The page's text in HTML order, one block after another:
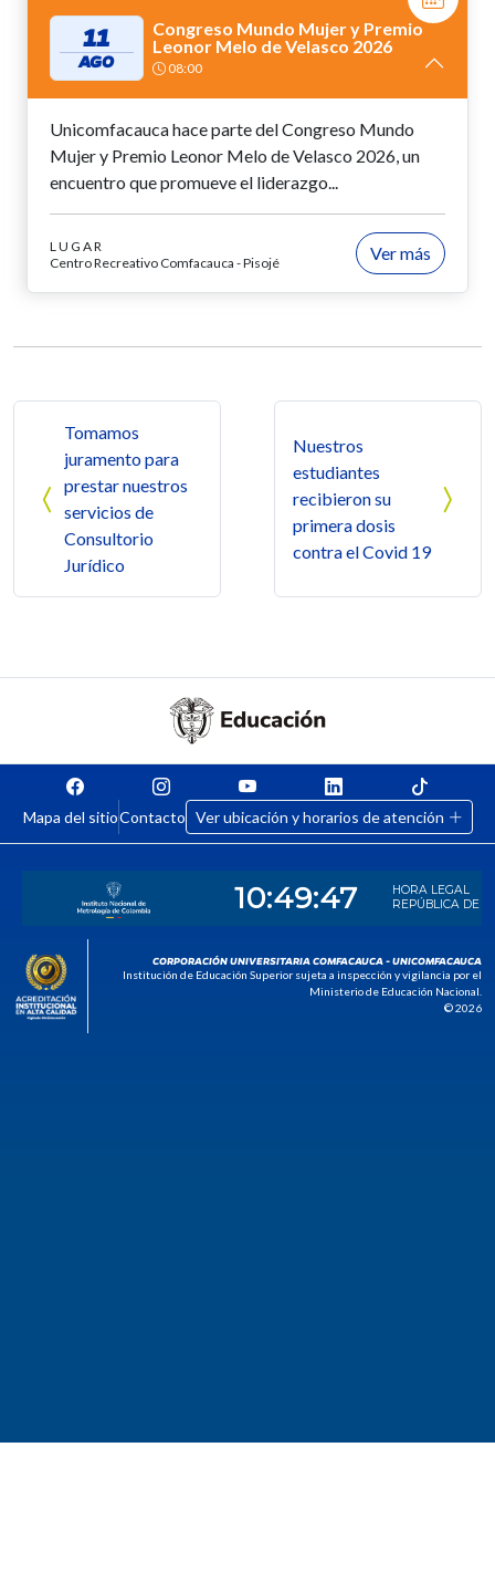
11
AGO
Congreso Mundo Mujer y Premio
Leonor Melo de Velasco 2026
08:00
Unicomfacauca hace parte del Congreso Mundo
Mujer y Premio Leonor Melo de Velasco 2026, un
encuentro que promueve el liderazgo...
LUGAR
Centro Recreativo Comfacauca - Pisojé
Ver más
Tomamos
juramento para
prestar nuestros
servicios de
Consultorio
Jurídico
Nuestros
estudiantes
recibieron su
primera dosis
contra el Covid 19
Mapa del sitioContacto Ver ubicación y horarios de atención
CORPORACIÓN UNIVERSITARIA COMFACAUCA - UNICOMFACAUCA
Institución de Educación Superior sujeta a inspección y vigilancia por el
Ministerio de Educación Nacional.
© 2026